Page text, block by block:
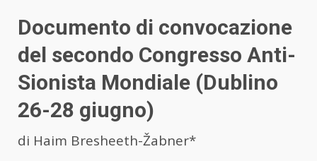
Documento di convocazione
del secondo Congresso Anti-
Sionista Mondiale (Dublino
26-28 giugno)
di Haim Bresheeth-Žabner*